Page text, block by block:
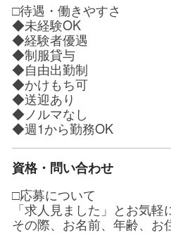
□待遇・働きやすさ
◆未経験OK
◆経験者優遇
◆制服貸与
◆自由出勤制
◆かけもち可
◆送迎あり
◆ノルマなし
◆週1から勤務OK
資格・問い合わせ
□応募について
「求人見ました」とお気軽
その際、お名前、年齢、お